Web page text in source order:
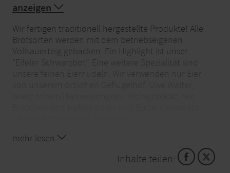
anzeigen
Wir fertigen traditionell hergestellte Produkte! Alle
Brotsorten werden mit dem betriebseigenen
Vollsauerteig gebacken. Ein Highlight ist unser
“Eifeler Schwarzbot”. Eine weitere Spezialität sind
mehr lesen
Inhalte teilen: